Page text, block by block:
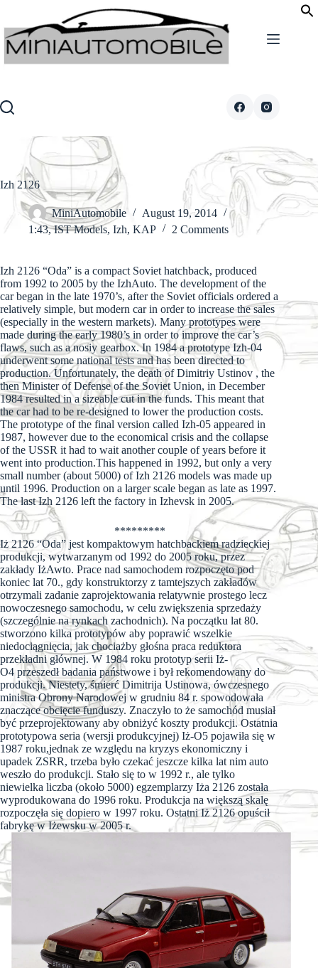
content
Izh 2126
MiniAutomobile
August 19, 2014
1:43,IST Models, Izh, KAP 2 Comments
Izh 2126 “Oda” is a compact Soviet hatchback, produced
from 1992 to 2005 by the IzhAuto. The development of the
car began in the late 1970’s, after the Soviet officials ordered a
relatively simple, but modern car in order to increase the sales
(especially in the western markets). Many prototypes were
made during the early 1980’s in order to improve the car’s
flaws, such as a nosiy gearbox. In 1984 a prototype Izh-04
underwent some national tests and has been directed to
production. Unfortunately, the death of Dimitriy Ustinov , the
then Minister of Defense of the Soviet Union, in December
1984 resulted in a sizeable cut in the funds. This meant that
the car had to be re-designed to lower the production costs.
The prototype of the final version called Izh-05 appeared in
1987, however due to the economical crisis and the collapse
of the USSR it had to wait another couple of years before it
went into production.This happened in 1992, but only a very
small number (about 5000) of Izh 2126 models was made up
until 1996. Production on a larger scale began as late as 1997.
The last Izh 2126 left the factory in Izhevsk in 2005.
*********
Iż 2126 “Oda” jest kompaktowym hatchbackiem radzieckiej
produkcji, wytwarzanym od 1992 do 2005 roku, przez
zakłady IżAwto. Prace nad samochodem rozpoczęto pod
koniec lat 70., gdy konstruktorzy z tamtejszych zakładów
otrzymali zadanie zaprojektowania relatywnie prostego lecz
nowoczesnego samochodu, w celu zwiększenia sprzedaży
(szczególnie na rynkach zachodnich). Na początku lat 80.
stworzono kilka prototypów aby poprawić wszelkie
niedociągnięcia, jak chociażby głośna praca reduktora
przekładni głównej. W 1984 roku prototyp serii Iż-
O4 przeszedł badania państwowe i był rekomendowany do
produkcji. Niestety, śmierć Dimitrija Ustinowa, ówczesnego
ministra Obrony Narodowej w grudniu 84 r. spowodowała
znaczące obcięcie funduszy. Znaczyło to że samochód musiał
być przeprojektowany aby obniżyć koszty produkcji. Ostatnia
prototypowa seria (wersji produkcyjnej) Iż-O5 pojawiła się w
1987 roku,jednak ze względu na kryzys ekonomiczny i
upadek ZSRR, trzeba było czekać jeszcze kilka lat nim auto
weszło do produkcji. Stało się to w 1992 r., ale tylko
niewielka liczba (około 5000) egzemplarzy Iża 2126 została
wyprodukowana do 1996 roku. Produkcja na większą skalę
rozpoczęła się dopiero w 1997 roku. Ostatni Iż 2126 opuścił
fabrykę w Iżewsku w 2005 r.